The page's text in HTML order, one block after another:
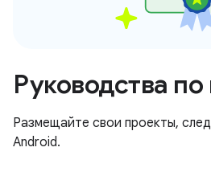
Руководства по
Размещайте свои проекты,
Android.